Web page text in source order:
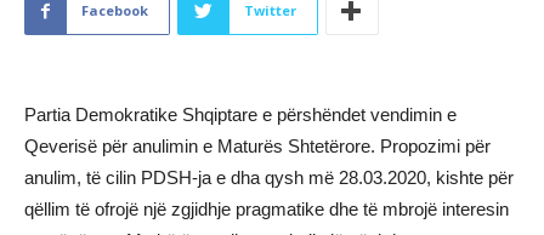
Facebook Twitter
Partia Demokratike Shqiptare e përshëndet vendimin e
Qeverisë për anulimin e Maturës Shtetërore. Propozimi për
anulim, të cilin PDSH-ja e dha qysh më 28.03.2020, kishte për
qëllim të ofrojë një zgjidhje pragmatike dhe të mbrojë interesin